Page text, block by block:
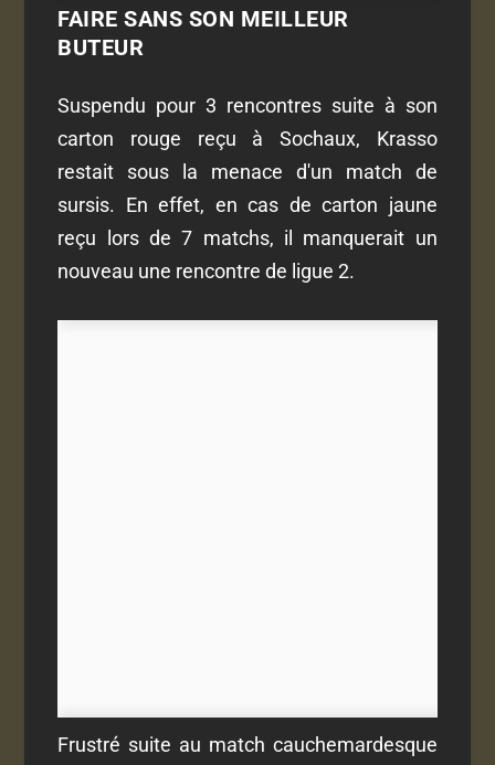
FAIRE SANS SON MEILLEUR
BUTEUR
Suspendu pour 3 rencontres suite à son
carton rouge reçu à Sochaux, Krasso
restait sous la menace d'un match de
sursis. En effet, en cas de carton jaune
reçu lors de 7 matchs, il manquerait un
nouveau une rencontre de ligue 2.
Frustré suite au match cauchemardesque